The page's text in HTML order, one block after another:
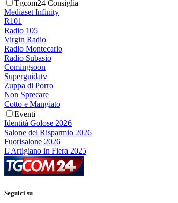
Tgcom24 Consiglia
Mediaset Infinity
R101
Radio 105
Virgin Radio
Radio Montecarlo
Radio Subasio
Comingsoon
Superguidatv
Zuppa di Porro
Non Sprecare
Cotto e Mangiato
Eventi
Identità Golose 2026
Salone del Risparmio 2026
Fuorisalone 2026
L'Artigiano in Fiera 2025
Seguici su